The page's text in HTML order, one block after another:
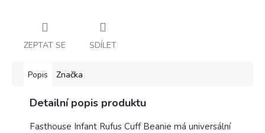
ZEPTAT SE SDÍLET
Popis Značka
Detailní popis produktu
Fasthouse Infant Rufus Cuff Beanie má universální